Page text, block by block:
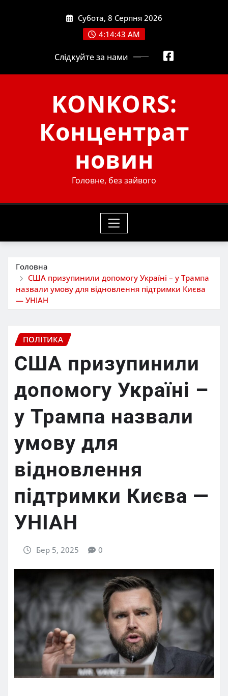
Субота, 8 Серпня 2026
4:14:44 AM
Слідкуйте за нами
KONKORS:
Концентрат
новин
Головне, без зайвого
Головна
США призупинили допомогу Україні – у Трампа
назвали умову для відновлення підтримки Києва
— УНІАН
ПОЛІТИКА
США призупинили
допомогу Україні –
у Трампа назвали
умову для
відновлення
підтримки Києва —
УНІАН
Бер 5, 2025 0